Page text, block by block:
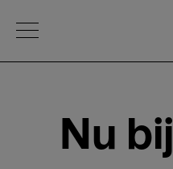
Open Menu
Nu